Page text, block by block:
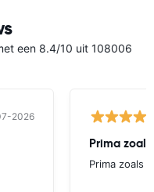
een 8.4/10 uit 108006
2026
Prima
Prima zoals